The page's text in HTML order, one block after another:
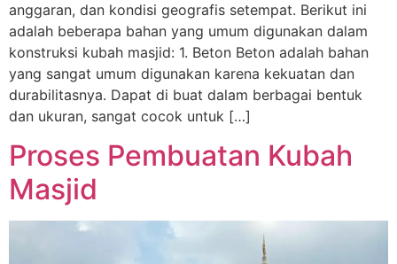
anggaran, dan kondisi geografis setempat. Berikut ini
adalah beberapa bahan yang umum digunakan dalam
konstruksi kubah masjid: 1. Beton Beton adalah bahan
yang sangat umum digunakan karena kekuatan dan
durabilitasnya. Dapat di buat dalam berbagai bentuk
dan ukuran, sangat cocok untuk […]
Proses Pembuatan Kubah
Masjid